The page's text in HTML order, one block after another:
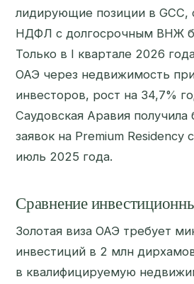
лидирующие позиции в GCC,
НДФЛ с долгосрочным ВНЖ
Только в I квартале 2026
ОАЭ через недвижимость
инвесторов, рост на 34,7%
Саудовская Аравия получила
заявок на Premium Residency
июль 2025 года.
Сравнение
Золотая виза ОАЭ требует
инвестиций в 2 млн
в квалифицируемую